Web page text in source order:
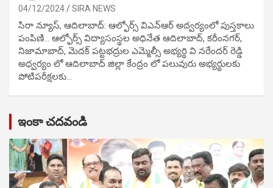
04/12/2024 SIRA NEWS
సిరా న్యూస్, ఆదిలాబాద్: ఆల్ఫోర్స్ విఎన్ఆర్ అద్వర్యంలో పుస్తకాలు
పంపిణి… ఆల్ఫోర్స్ విద్యాసంస్థల అధినేత ఆదిలాబాద్, కరీంనగర్,
నిజామాబాద్, మెదక్ పట్టభద్రుల ఎమ్మెల్సీ అభ్యర్థి వి నరేందర్ రెడ్డి
అధ్వర్యం లో ఆదిలాబాద్ జిల్లా కేంద్రం లో పలువురు అభ్యర్థులకు
పోటిప‌రీక్ష‌ల‌కు…
ఇంకా చదవండి